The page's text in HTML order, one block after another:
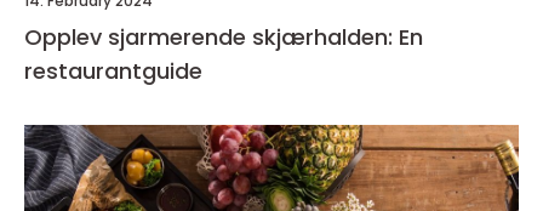
Opplev sjarmerende skjærhalden: En
restaurantguide